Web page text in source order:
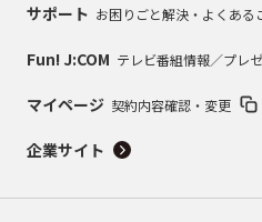
サポート お困りごと解決・よくある
Fun! J:COM テレビ番組情報／プレ
マイページ 契約内容確認・変更
企業サイト